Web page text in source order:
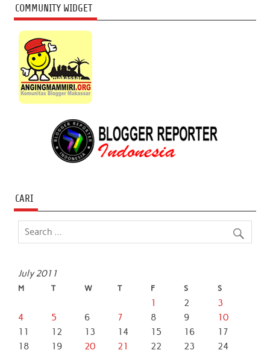
COMMUNITY WIDGET
CARI
July 2011
M T W T F S S
1 2
3
4
5 6 7 8 9
10
11
12 13 14 15 16
17
18
19 20 21 22 23
24